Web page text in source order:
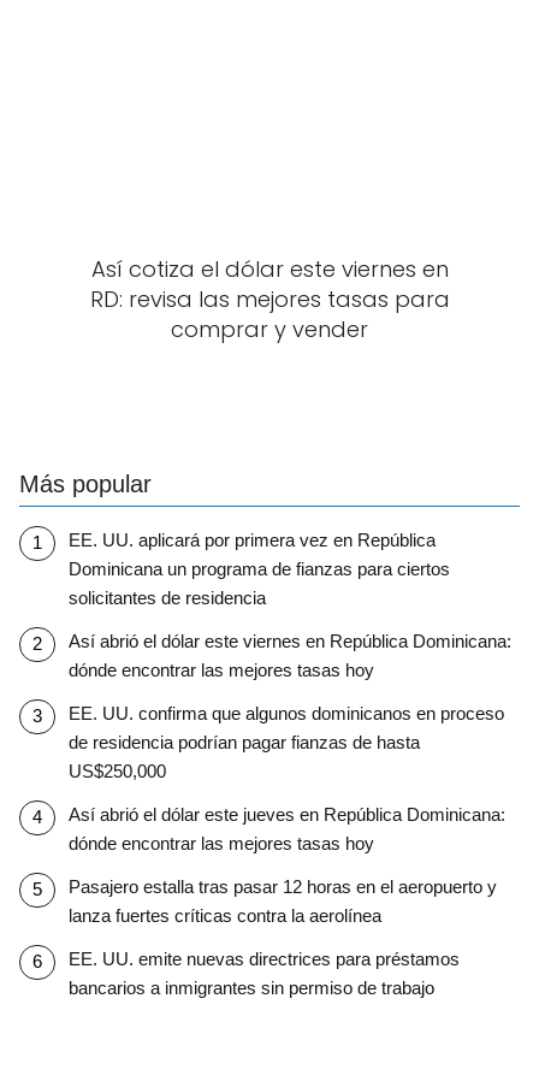
Así cotiza el dólar este viernes en
RD: revisa las mejores tasas para
comprar y vender
Más popular
EE. UU. aplicará por primera vez en República
Dominicana un programa de fianzas para ciertos
solicitantes de residencia
Así abrió el dólar este viernes en República Dominicana:
dónde encontrar las mejores tasas hoy
EE. UU. confirma que algunos dominicanos en proceso
de residencia podrían pagar fianzas de hasta
US$250,000
Así abrió el dólar este jueves en República Dominicana:
dónde encontrar las mejores tasas hoy
Pasajero estalla tras pasar 12 horas en el aeropuerto y
lanza fuertes críticas contra la aerolínea
EE. UU. emite nuevas directrices para préstamos
bancarios a inmigrantes sin permiso de trabajo